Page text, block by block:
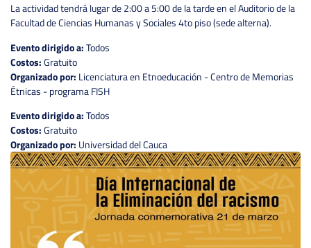
La actividad tendrá lugar de 2:00 a 5:00 de la tarde en el Auditorio de la
Facultad de Ciencias Humanas y Sociales 4to piso (sede alterna).
Evento dirigido a:Todos
Costos:Gratuito
Organizado por: Licenciatura en Etnoeducación - Centro de Memorias
Étnicas - programa FISH
Evento dirigido a:Todos
Costos:Gratuito
Organizado por: Universidad del Cauca